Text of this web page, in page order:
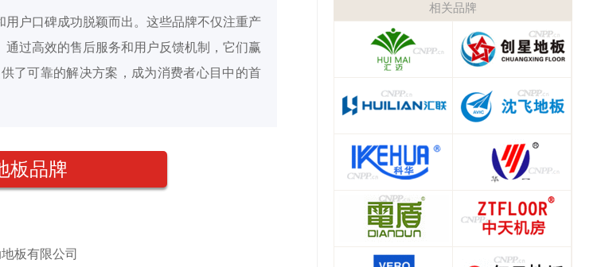
户口碑成功脱颖而出。这些品牌不仅注重产
过高效的售后服务和用户反馈机制，它们赢
了可靠的解决方案，成为消费者心目中的首
板品牌
板有限公司
相关品牌